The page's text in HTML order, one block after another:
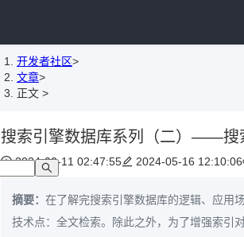
开发者社区>
文章>
正文 >
搜索引擎数据库系列（二）——搜
2024-03-11 02:47:55 2024-05-16 12:10:06
摘要： 在了解完搜索引擎数据库的逻辑、应用
技术点：全文检索。除此之外，为了增强索引